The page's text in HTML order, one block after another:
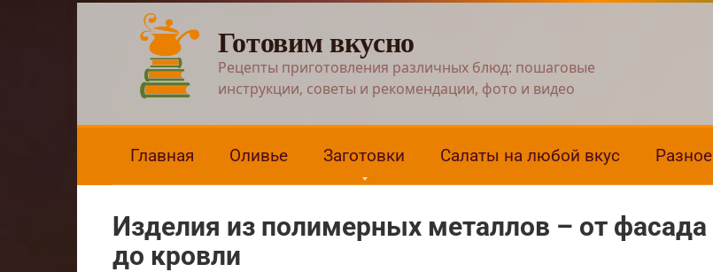
Готовим вкусно
Рецепты приготовления различных блюд: пошаговые
инструкции, советы и рекомендации, фото и видео
Главная Оливье Заготовки Салаты на любой вкус Разное
Изделия из полимерных металлов – от фасада
до кровли